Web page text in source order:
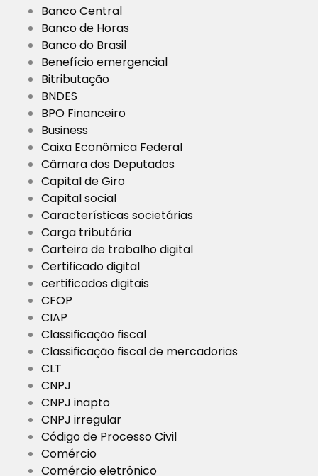
Banco Central
Banco de Horas
Banco do Brasil
Benefício emergencial
Bitributação
BNDES
BPO Financeiro
Business
Caixa Econômica Federal
Câmara dos Deputados
Capital de Giro
Capital social
Características societárias
Carga tributária
Carteira de trabalho digital
Certificado digital
certificados digitais
CFOP
CIAP
Classificação fiscal
Classificação fiscal de mercadorias
CLT
CNPJ
CNPJ inapto
CNPJ irregular
Código de Processo Civil
Comércio
Comércio eletrônico